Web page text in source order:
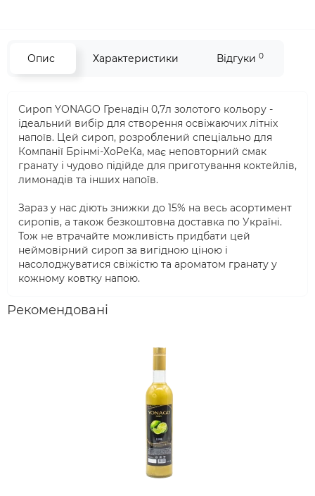
Опис Характеристики Відгуки 0
Сироп YONAGO Гренадін 0,7л золотого кольору -
ідеальний вибір для створення освіжаючих літніх
напоїв. Цей сироп, розроблений спеціально для
Компанії Брінмі-ХоРеКа, має неповторний смак
гранату і чудово підійде для приготування коктейлів,
лимонадів та інших напоїв.
Зараз у нас діють знижки до 15% на весь асортимент
сиропів, а також безкоштовна доставка по Україні.
Тож не втрачайте можливість придбати цей
неймовірний сироп за вигідною ціною і
насолоджуватися свіжістю та ароматом гранату у
кожному ковтку напою.
Рекомендовані